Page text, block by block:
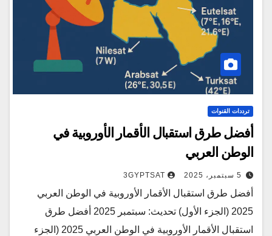
ترددات القنوات
أفضل طرق استقبال الأقمار الأوروبية في
الوطن العربي
5 سبتمبر، 2025 3GYPTSAT
أفضل طرق استقبال الأقمار الأوروبية في الوطن العربي
2025 (الجزء الأول) تحديث: سبتمبر 2025 أفضل طرق
استقبال الأقمار الأوروبية في الوطن العربي 2025 (الجزء